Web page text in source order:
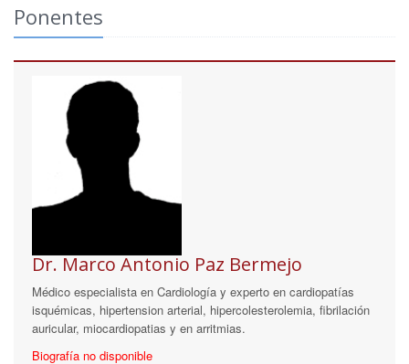
Ponentes
Dr. Marco Antonio Paz Bermejo
Médico especialista en Cardiología y experto en cardiopatías
isquémicas, hipertension arterial, hipercolesterolemia, fibrilación
auricular, miocardiopatias y en arritmias.
Biografía no disponible